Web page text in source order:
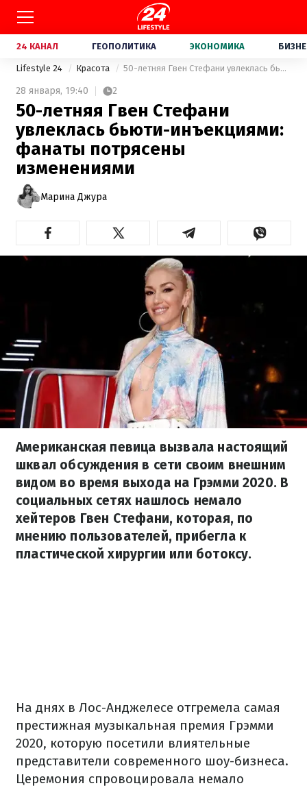
24 КАНАЛ ГЕОПОЛИТИКА ЭКОНОМИКА
Lifestyle 24 Красота 50-летняя Гвен Стефани увлеклась бьюти-инъекциями: фанаты потрясены изменениями
28 января, 19:40 2
50-летняя Гвен Стефани
увлеклась бьюти-инъекциями:
фанаты потрясены
изменениями
Марина Джура
Американская певица вызвала настоящий
шквал обсуждения в сети своим внешним
видом во время выхода на Грэмми 2020. В
социальных сетях нашлось немало
хейтеров Гвен Стефани, которая, по
мнению пользователей, прибегла к
пластической хирургии или ботоксу.
На днях в Лос-Анджелесе отгремела самая
престижная музыкальная премия Грэмми
2020, которую посетили влиятельные
представители современного шоу-бизнеса.
Церемония спровоцировала немало